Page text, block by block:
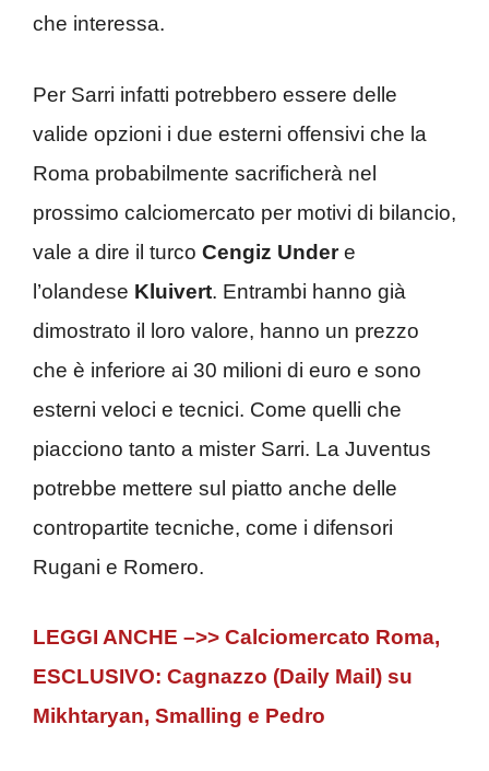
che interessa.
Per Sarri infatti potrebbero essere delle
valide opzioni i due esterni offensivi che la
Roma probabilmente sacrificherà nel
prossimo calciomercato per motivi di bilancio,
vale a dire il turco Cengiz Undere
l’olandese Kluivert. Entrambi hanno già
dimostrato il loro valore, hanno un prezzo
che è inferiore ai 30 milioni di euro e sono
esterni veloci e tecnici. Come quelli che
piacciono tanto a mister Sarri. La Juventus
potrebbe mettere sul piatto anche delle
contropartite tecniche, come i difensori
Rugani e Romero.
LEGGI ANCHE –>> Calciomercato Roma,
ESCLUSIVO: Cagnazzo (Daily Mail) su
Mikhtaryan, Smalling e Pedro